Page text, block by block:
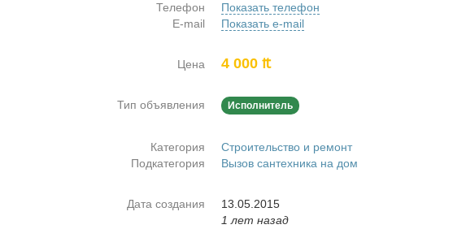
Телефон
Показать телефон
E-mail
Показать e-mail
Цена 4 000 ₶
Тип объявления Исполнитель
Категория
Строительство и ремонт
Подкатегория
Вызов сантехника на дом
Дата создания
13.05.2015
1 лет назад